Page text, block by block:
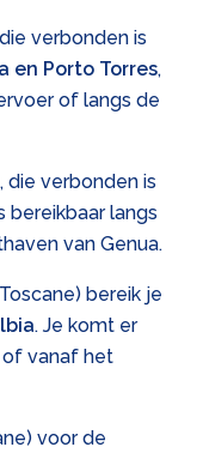
verbonden is
en Porto Torres,
of langs de
die verbonden is
bereikbaar langs
van Genua.
bereik je
. Je komt er
of vanaf het
voor de